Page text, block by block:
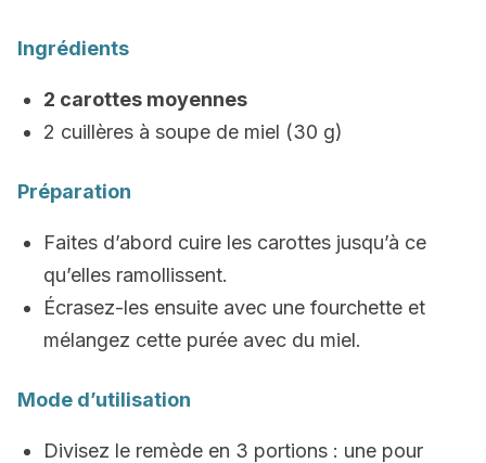
Ingrédients
2 carottes moyennes
2 cuillères à soupe de miel (30 g)
Préparation
Faites d’abord cuire les carottes jusqu’à ce
qu’elles ramollissent.
Écrasez-les ensuite avec une fourchette et
mélangez cette purée avec du miel.
Mode d’utilisation
Divisez le remède en 3 portions : une pour